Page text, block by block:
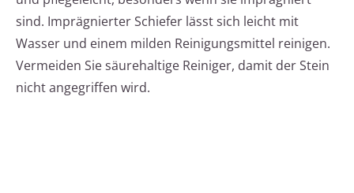
sind. Imprägnierter Schiefer lässt sich leicht mit
Wasser und einem milden Reinigungsmittel reinigen.
Vermeiden Sie säurehaltige Reiniger, damit der Stein
nicht angegriffen wird.